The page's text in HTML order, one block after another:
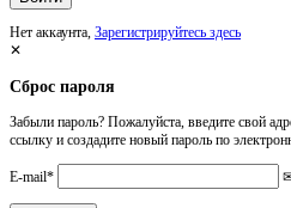
Нет аккаунта, Зарегистрируйтесь здесь
Сброс пароля
Забыли пароль? Пожалуйста, введите свой
ссылку и создадите новый пароль по
E-mail*